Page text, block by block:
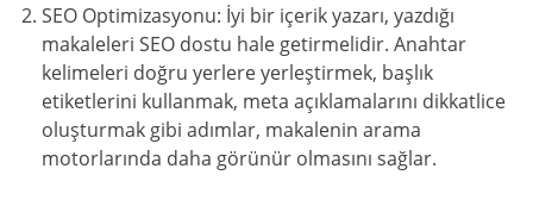
SEO Optimizasyonu: İyi bir içerik yazarı, yazdığı
makaleleri SEO dostu hale getirmelidir. Anahtar
kelimeleri doğru yerlere yerleştirmek, başlık
etiketlerini kullanmak, meta açıklamalarını dikkatlice
oluşturmak gibi adımlar, makalenin arama
motorlarında daha görünür olmasını sağlar.